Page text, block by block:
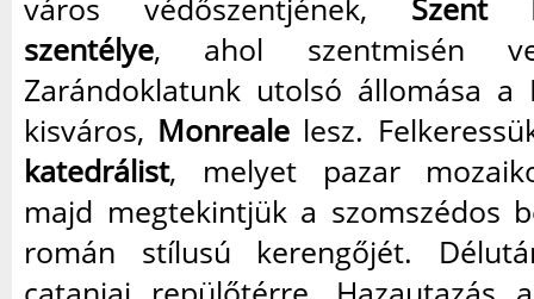
város védőszentjének, Szent
szentélye, ahol szentmisén
Zarándoklatunk utolsó állomása a
kisváros, Monreale lesz.
katedrálist, melyet pazar
majd megtekintjük a szomszédos
román stílusú kerengőjét.